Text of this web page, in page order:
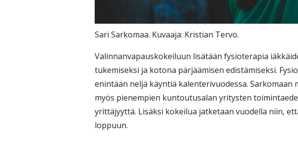
Sari Sarkomaa. Kuvaaja: Kristian Tervo.
Valinnanvapauskokeiluun lisätään fysioterapia
tukemiseksi ja kotona pärjäämisen edistämiseksi.
enintään neljä käyntiä kalenterivuodessa. Sarkomaan
myös pienempien kuntoutusalan yritysten
yrittäjyyttä. Lisäksi kokeilua jatketaan vuodella niin,
loppuun.